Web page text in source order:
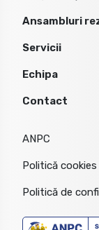
Ansambluri
Servicii
Echipa
Contact
ANPC
Politică cookies
Politică de